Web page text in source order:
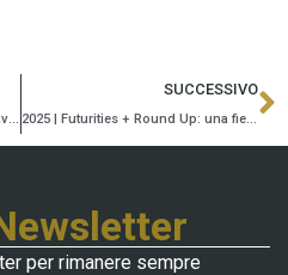
2025 | Expo Criollos: a Cremona, cavalli di tutte le Americhe!
SUCCESSIVO
2025 | Futurities + Round Up: una fiera per tutti
per rimanere sempre